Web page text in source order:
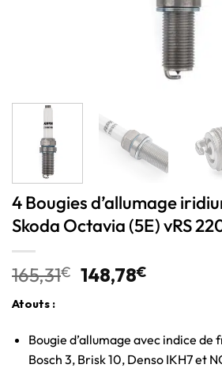
4 Bougies d’allumage
Skoda Octavia (5E) vRS
165,31€ 148,78€
Atouts :
Bougie d’allumage avec indice de
Bosch 3, Brisk 10, Denso IKH7 et